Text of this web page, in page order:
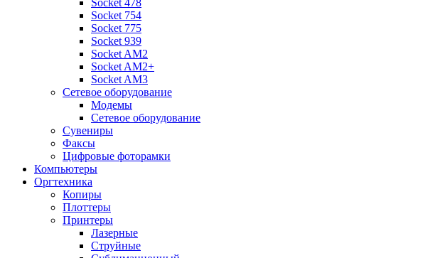
Socket 754
Socket 775
Socket 939
Socket AM2
Socket AM2+
Socket AM3
Сетевое оборудование
Модемы
Сетевое оборудование
Сувениры
Факсы
Цифровые фоторамки
Компьютеры
Оргтехника
Копиры
Плоттеры
Принтеры
Лазерные
Струйные